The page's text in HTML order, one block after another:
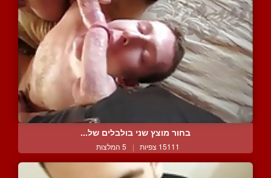
בחור מוצץ שני בולבלים של...
15111 צפיות | 5 המלצות